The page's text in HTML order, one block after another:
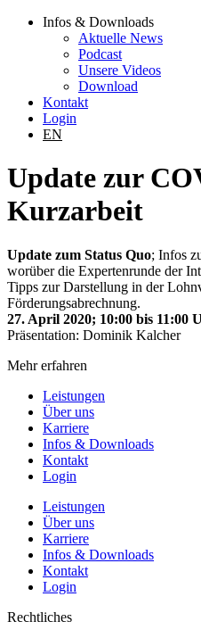
Infos & Downloads
Aktuelle News
Podcast
Unsere Videos
Download
Kontakt
Login
EN
Update zur
Kurzarbeit
Update zum Status Quo; Infos
worüber die Expertenrunde der
Tipps zur Darstellung in der
Förderungsabrechnung.
27. April 2020; 10:00 bis 11:00
Präsentation: Dominik Kalcher
Mehr erfahren
Leistungen
Über uns
Karriere
Infos & Downloads
Kontakt
Login
Leistungen
Über uns
Karriere
Infos & Downloads
Kontakt
Login
Rechtliches